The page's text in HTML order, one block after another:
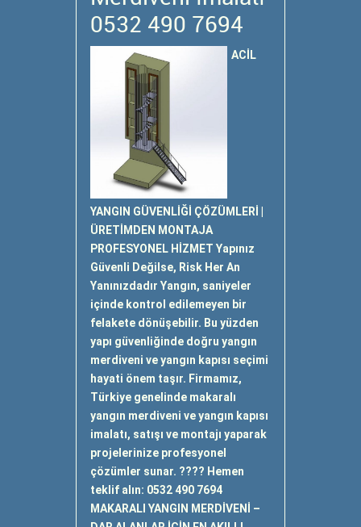
0532 490 7694
ACİL
YANGIN GÜVENLİĞİ ÇÖZÜMLERİ |
ÜRETİMDEN MONTAJA
PROFESYONEL HİZMET Yapınız
Güvenli Değilse, Risk Her An
Yanınızdadır Yangın, saniyeler
içinde kontrol edilemeyen bir
felakete dönüşebilir. Bu yüzden
yapı güvenliğinde doğru yangın
merdiveni ve yangın kapısı seçimi
hayati önem taşır. Firmamız,
Türkiye genelinde makaralı
yangın merdiveni ve yangın kapısı
imalatı, satışı ve montajı yaparak
projelerinize profesyonel
çözümler sunar. ???? Hemen
teklif alın: 0532 490 7694
MAKARALI YANGIN MERDİVENİ –